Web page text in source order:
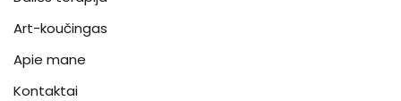
Art-koučingas
Apie mane
Kontaktai